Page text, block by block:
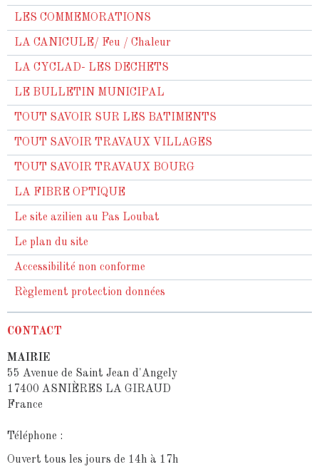
LES COMMEMORATIONS
LA CANICULE/ Feu / Chaleur
LA CYCLAD- LES DECHETS
LE BULLETIN MUNICIPAL
TOUT SAVOIR SUR LES BATIMENTS
TOUT SAVOIR TRAVAUX VILLAGES
TOUT SAVOIR TRAVAUX BOURG
LA FIBRE OPTIQUE
Le site azilien au Pas Loubat
Le plan du site
Accessibilité non conforme
Règlement protection données
CONTACT
MAIRIE
55 Avenue de Saint Jean d'Angely
17400 ASNIÈRES LA GIRAUD
France
Téléphone :
Ouvert tous les jours de 14h à 17h